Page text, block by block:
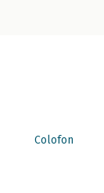
Colofon